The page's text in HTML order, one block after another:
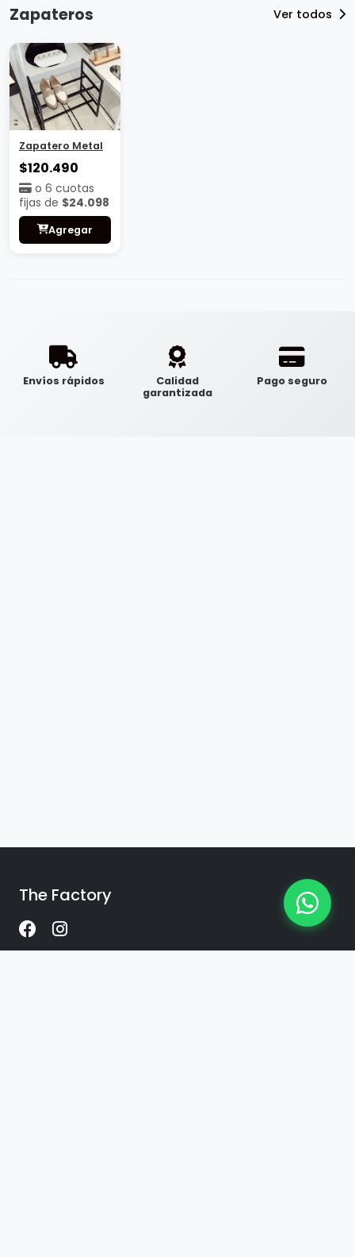
Zapateros Ver todos
Zapatero Metal
$120.490
o 6 cuotas
fijas de $24.098
Agregar
Envíos rápidos
Calidad
garantizada
Pago seguro
The Factory